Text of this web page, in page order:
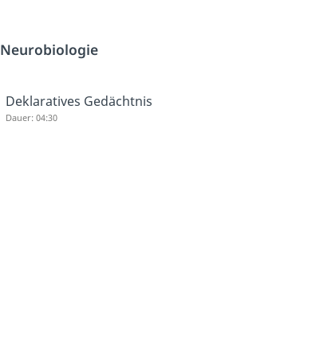
Neurobiologie
Deklaratives Gedächtnis
Dauer: 04:30